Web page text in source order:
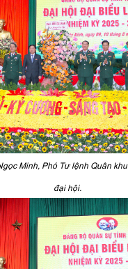
Minh, Phó Tư lệnh Quân
đại hội.